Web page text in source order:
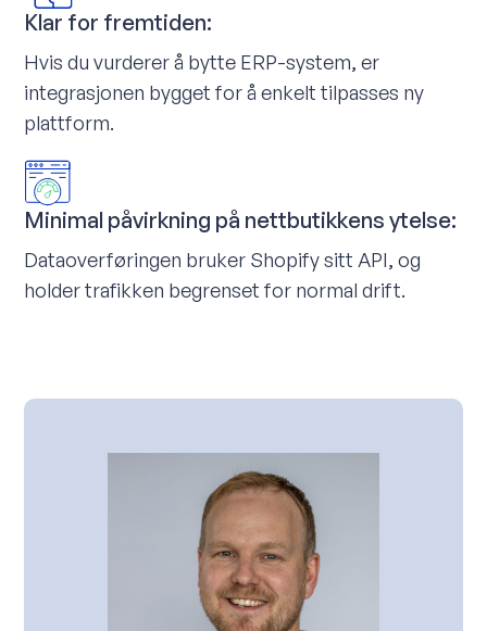
Klar for fremtiden:
Hvis du vurderer å bytte ERP-system, er
integrasjonen bygget for å enkelt tilpasses ny
plattform.
Minimal påvirkning på nettbutikkens ytelse:
Dataoverføringen bruker Shopify sitt API, og
holder trafikken begrenset for normal drift.